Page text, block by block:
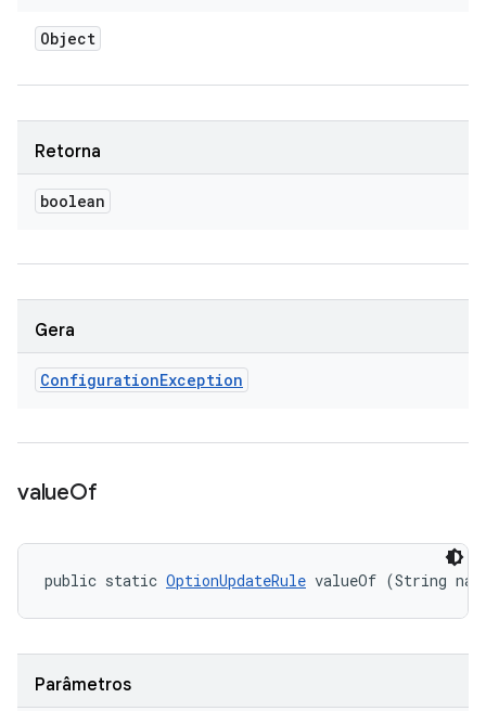
Object
Retorna
boolean
Gera
ConfigurationException
valueOf
public static OptionUpdateRule valueOf (String
Parâmetros